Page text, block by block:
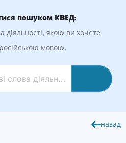
пошуком КВЕД:
діяльності, якою ви хочете
мовою.
назад